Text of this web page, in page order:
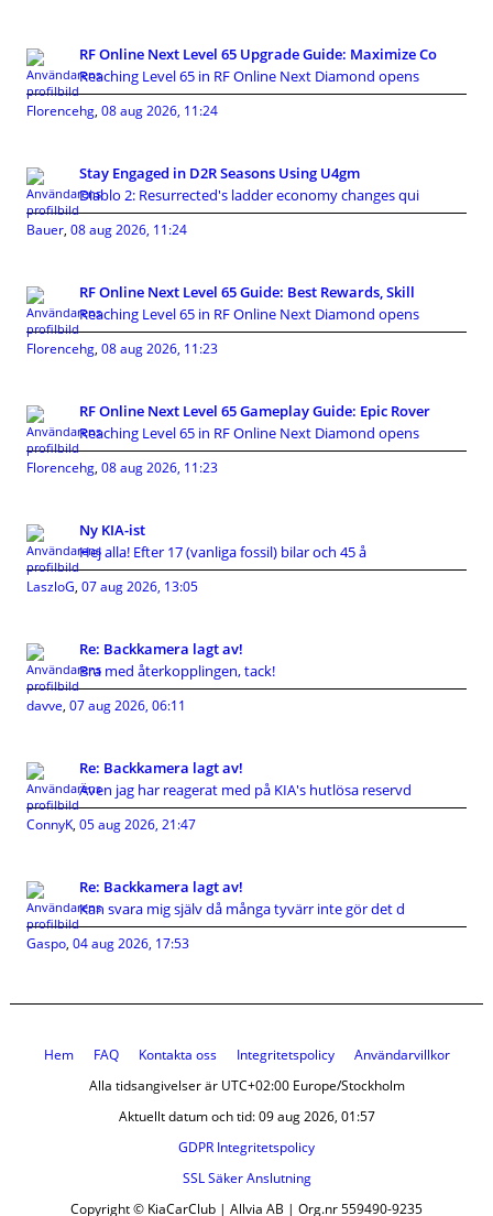
RF Online Next Level 65 Upgrade Guide: Maximize Co
Reaching Level 65 in RF Online Next Diamond opens
Florencehg, 08 aug 2026, 11:24
Stay Engaged in D2R Seasons Using U4gm
Diablo 2: Resurrected's ladder economy changes qui
Bauer, 08 aug 2026, 11:24
RF Online Next Level 65 Guide: Best Rewards, Skill
Reaching Level 65 in RF Online Next Diamond opens
Florencehg, 08 aug 2026, 11:23
RF Online Next Level 65 Gameplay Guide: Epic Rover
Reaching Level 65 in RF Online Next Diamond opens
Florencehg, 08 aug 2026, 11:23
Ny KIA-ist
Hej alla! Efter 17 (vanliga fossil) bilar och 45 å
LaszloG, 07 aug 2026, 13:05
Re: Backkamera lagt av!
Bra med återkopplingen, tack!
davve, 07 aug 2026, 06:11
Re: Backkamera lagt av!
Även jag har reagerat med på KIA's hutlösa reservd
ConnyK, 05 aug 2026, 21:47
Re: Backkamera lagt av!
Kan svara mig själv då många tyvärr inte gör det d
Gaspo, 04 aug 2026, 17:53
Hem FAQ Kontakta oss Integritetspolicy
Användarvillkor
Alla tidsangivelser är UTC+02:00 Europe/Stockholm
Aktuellt datum och tid: 09 aug 2026, 01:57
GDPR Integritetspolicy
SSL Säker Anslutning
Copyright © KiaCarClub | Allvia AB | Org.nr 559490-9235